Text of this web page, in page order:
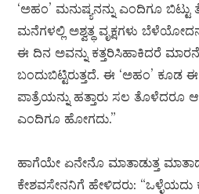
‘ಅಹಂ’ ಮನುಷ್ಯನನ್ನು ಎಂದಿಗೂ ಬಿಟ್ಟು
ಮನೆಗಳಲ್ಲಿ ಅಶ್ವತ್ಥ ವೃಕ್ಷಗಳು
ಈ ದಿನ ಅವನ್ನು ಕತ್ತರಿಸಿಹಾಕಿದರೆ
ಬಂದುಬಿಟ್ಟಿರುತ್ತದೆ. ಈ ‘ಅಹಂ’ ಕೂಡ ಈ
ಪಾತ್ರೆಯನ್ನು ಹತ್ತಾರು ಸಲ ತೊಳೆದರೂ
ಎಂದಿಗೂ ಹೋಗದು.”
ಹಾಗೆಯೇ ಏನೇನೊ ಮಾತಾಡುತ್ತ
ಕೇಶವಸೇನನಿಗೆ ಹೇಳಿದರು: “ಒಳ್ಳೆಯದು